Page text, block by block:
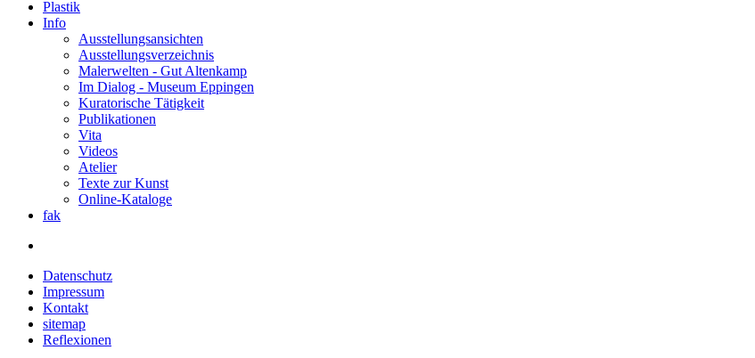
Plastik
Info
Ausstellungsansichten
Ausstellungsverzeichnis
Malerwelten - Gut Altenkamp
Im Dialog - Museum Eppingen
Kuratorische Tätigkeit
Publikationen
Vita
Videos
Atelier
Texte zur Kunst
Online-Kataloge
fak
Datenschutz
Impressum
Kontakt
sitemap
Reflexionen